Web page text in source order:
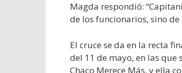
Magda respondió:
de los funcionarios, sino de
El cruce se da en la recta
del 11 de mayo, en las
Chaco Merece Más, y ella